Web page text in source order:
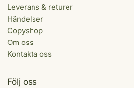
Leverans & returer
Händelser
Copyshop
Om oss
Kontakta oss
Följ oss